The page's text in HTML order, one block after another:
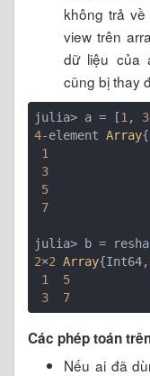
không trả
view trên
dữ liệu của
cũng bị thay
julia> a = [1 , 3
4-element Array
1
3
5
7
julia> b =
2×2 Array{Int64,
1
5
3
7
Các phép toán
Nếu ai đã